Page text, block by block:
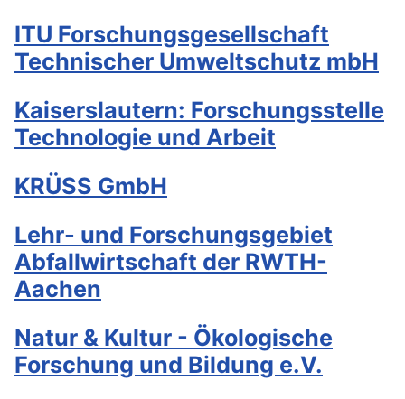
ITU Forschungsgesellschaft
Technischer Umweltschutz mbH
Kaiserslautern: Forschungsstelle
Technologie und Arbeit
KRÜSS GmbH
Lehr- und Forschungsgebiet
Abfallwirtschaft der RWTH-
Aachen
Natur & Kultur - Ökologische
Forschung und Bildung e.V.